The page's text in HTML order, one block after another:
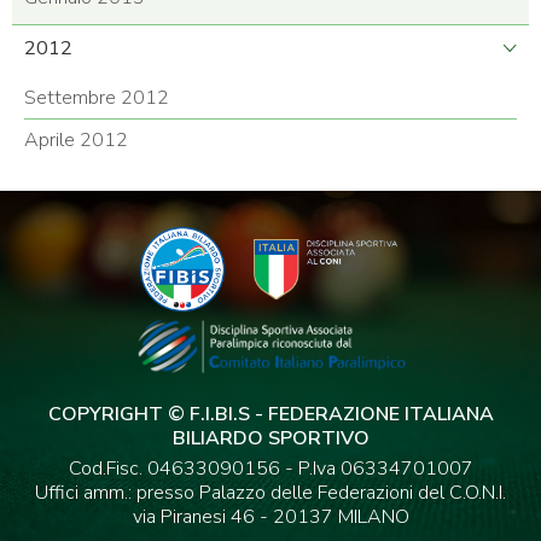
2012
Settembre 2012
Aprile 2012
COPYRIGHT © F.I.BI.S - FEDERAZIONE ITALIANA
BILIARDO SPORTIVO
Cod.Fisc. 04633090156 - P.Iva 06334701007
Uffici amm.: presso Palazzo delle Federazioni del C.O.N.I.
via Piranesi 46 - 20137 MILANO